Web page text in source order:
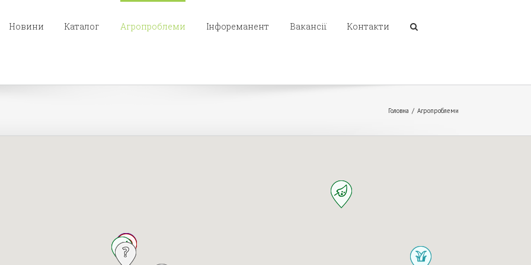
Новини Каталог Агропроблеми Інфореманент Вакансії Контакти
Головна / Агропроблеми